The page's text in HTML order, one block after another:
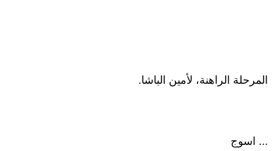
المرحلة الراهنة، لأمين الباشا.
... اسوج